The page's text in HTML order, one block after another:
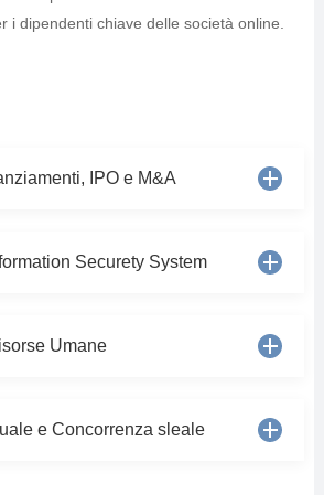
i dipendenti chiave delle società online.
IPO e M&A
Securety System
Umane
e Concorrenza sleale